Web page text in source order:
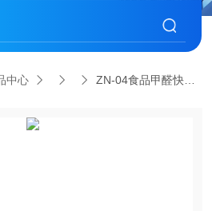
中心 ZN-04食品甲醛快速检测盒